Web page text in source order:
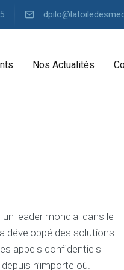
Nos Actualités
leader mondial dans le
développé des solutions
appels confidentiels
n’importe où.